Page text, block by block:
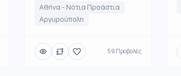
Αθήνα - Νότια Προάστια
Αργυρούπολη
59 Προβολές